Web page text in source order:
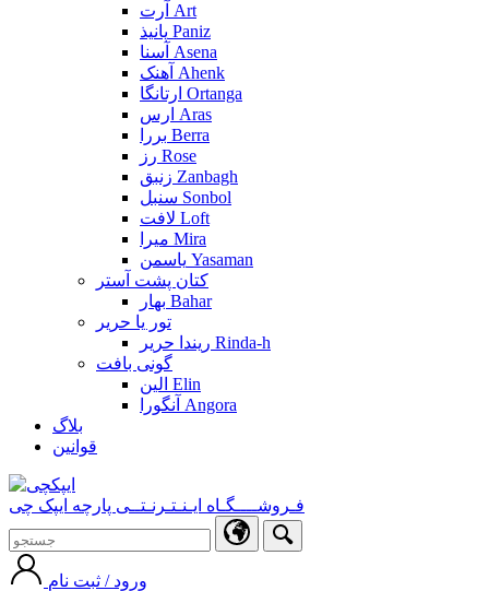
آرت Art
پانیذ Paniz
آسنا Asena
آهنک Ahenk
ارتانگا Ortanga
ارس Aras
بررا Berra
رز Rose
زنبق Zanbagh
سنبل Sonbol
لافت Loft
میرا Mira
یاسمن Yasaman
کتان پشت آستر
بهار Bahar
تور یا حریر
ریندا حریر Rinda-h
گونی بافت
الین Elin
آنگورا Angora
بلاگ
قوانین
فـروشــــگـاه ایـنـتـرنـتــی پارچه ایپک چی
ورود / ثبت نام